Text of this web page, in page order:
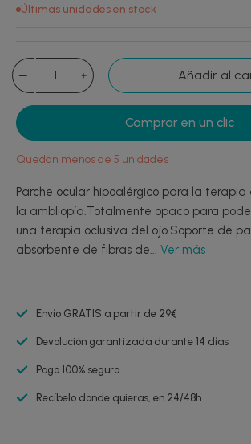
Últimas unidades en stock
Añadir al
Comprar en un clic
Quedan menos de 5 unidades
Parche ocular hipoalérgico para la terapia
la ambliopía.Totalmente opaco para
una terapia oclusiva del ojo.Soporte de
absorbente de fibras de... Ver más
Envío GRATIS a partir de 29€
Devolución garantizada durante 14 días
Pago 100% seguro
Recíbelo donde quieras, en 24/48h